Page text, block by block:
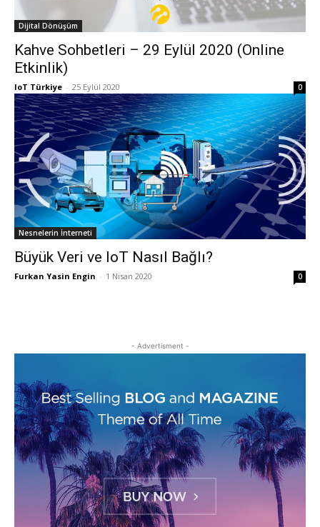
Dijital Dönüşüm
Kahve Sohbetleri – 29 Eylül 2020 (Online
Etkinlik)
IoT Türkiye - 25 Eylül 2020 0
Nesnelerin İnterneti
Büyük Veri ve IoT Nasıl Bağlı?
Furkan Yasin Engin - 1 Nisan 2020 0
- Advertisment -